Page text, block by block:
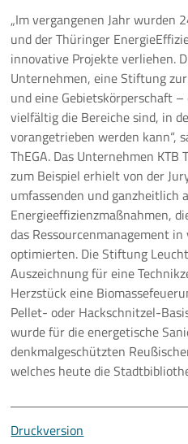
„Im vergangenen Jahr wurden
und der Thüringer
innovative Projekte verliehen.
Unternehmen, eine Stiftung
und eine Gebietskörperschaft
vielfältig die Bereiche sind, in
vorangetrieben werden kann“,
ThEGA. Das Unternehmen
zum Beispiel erhielt von der
umfassenden und ganzheitlich
Energieeffizienzmaßnahmen,
das Ressourcenmanagement
optimierten. Die Stiftung
Auszeichnung für eine
Herzstück eine
Pellet- oder Hackschnitzel-
wurde für die energetische
denkmalgeschützten
welches heute die
Druckversion